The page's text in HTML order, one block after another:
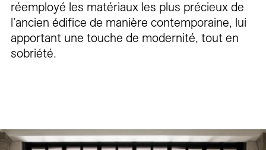
réemployé les matériaux les plus précieux de
l’ancien édifice de manière contemporaine, lui
apportant une touche de modernité, tout en
sobriété.